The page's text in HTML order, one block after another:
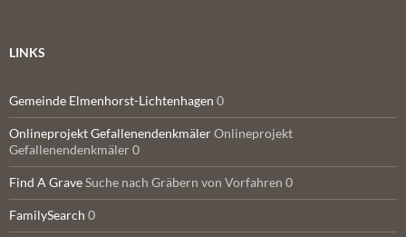
LINKS
Gemeinde Elmenhorst-Lichtenhagen 0
Onlineprojekt GefallenendenkmälerOnlineprojekt
Gefallenendenkmäler 0
Find A GraveSuche nach Gräbern von Vorfahren 0
FamilySearch 0